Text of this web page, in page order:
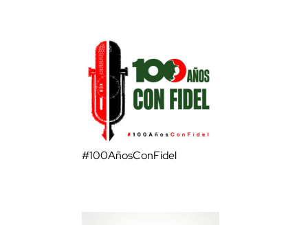
#100AñosConFidel